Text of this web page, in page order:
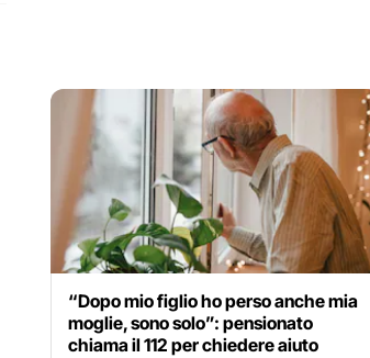
“Dopo mio figlio ho perso anche mia
moglie, sono solo”: pensionato
chiama il 112 per chiedere aiuto